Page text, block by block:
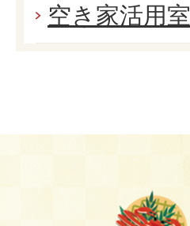
空き家活用室